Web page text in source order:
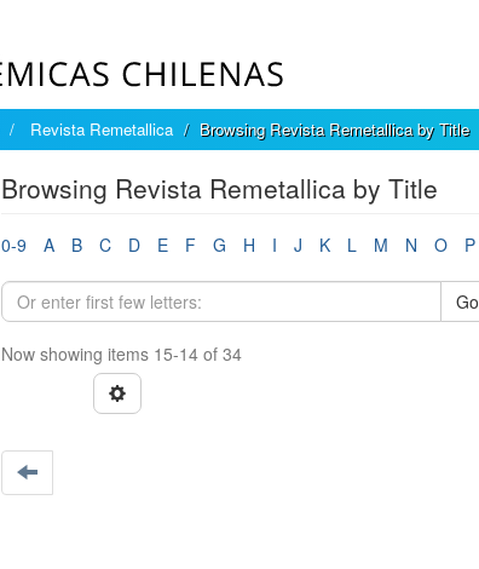
Revista Remetallica Browsing Revista Remetallica by Title
Browsing Revista Remetallica by Title
0-9 A B C D E F G H I J K L M N O P
Go
Now showing items 15-14 of 34